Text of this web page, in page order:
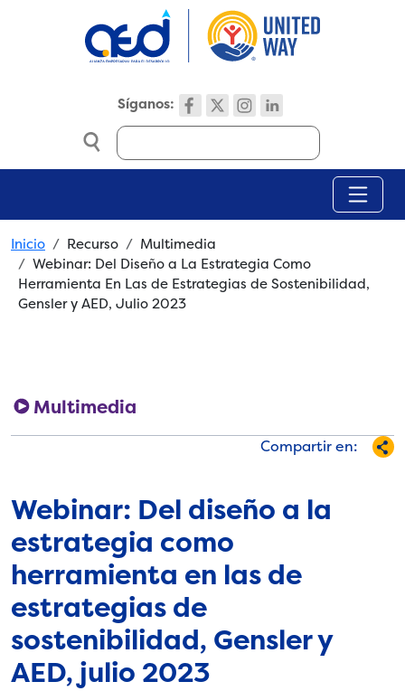
Síganos:
Search
Breadcrumb
Inicio Recurso
Multimedia
Webinar: Del Diseño a La Estrategia Como
Herramienta En Las de Estrategias de Sostenibilidad,
Gensler y AED, Julio 2023
Multimedia
Compartir en:
Webinar: Del diseño a la
estrategia como
herramienta en las de
estrategias de
sostenibilidad, Gensler y
AED, julio 2023